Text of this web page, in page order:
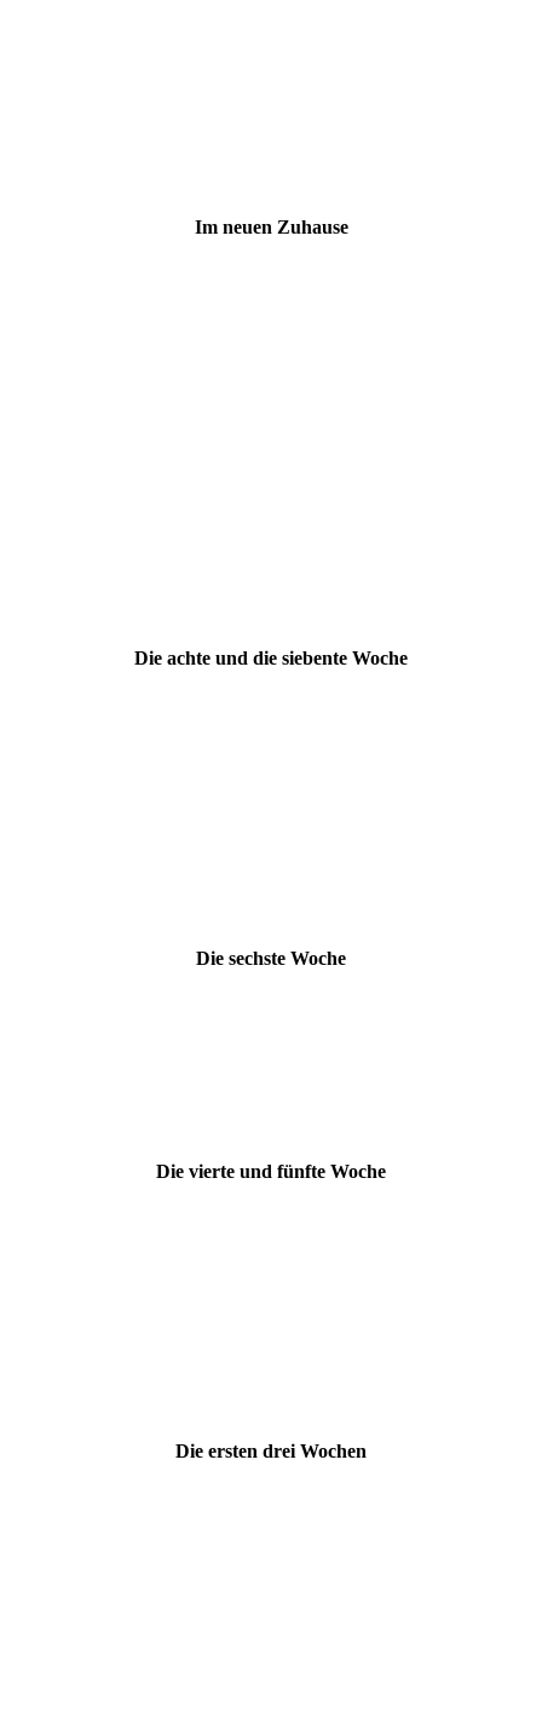
Im neuen Zuhause
Die achte und die siebente Woche
Die sechste Woche
Die vierte und fünfte Woche
Die ersten drei Wochen